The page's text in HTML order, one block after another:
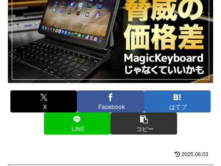
X Facebook はてブ
LINE コピー
2025.06.03